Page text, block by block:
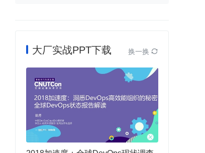
大厂实战PPT下载 换一换 